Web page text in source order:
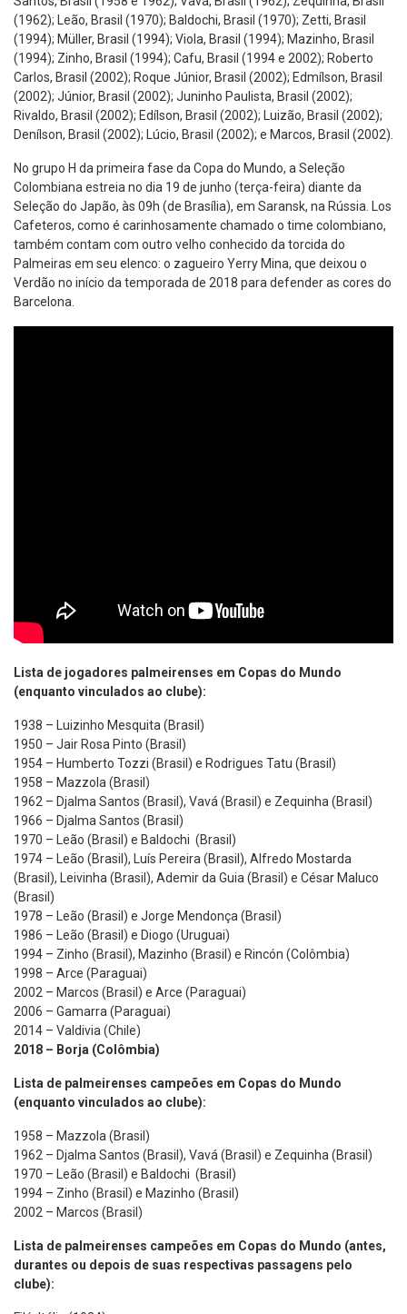
(1962); Leão, Brasil (1970); Baldochi, Brasil (1970); Zetti, Brasil
(1994); Müller, Brasil (1994); Viola, Brasil (1994); Mazinho, Brasil
(1994); Zinho, Brasil (1994); Cafu, Brasil (1994 e 2002); Roberto
Carlos, Brasil (2002); Roque Júnior, Brasil (2002); Edmílson, Brasil
(2002); Júnior, Brasil (2002); Juninho Paulista, Brasil (2002);
Rivaldo, Brasil (2002); Edílson, Brasil (2002); Luizão, Brasil (2002);
Denílson, Brasil (2002); Lúcio, Brasil (2002); e Marcos, Brasil (2002).
No grupo H da primeira fase da Copa do Mundo, a Seleção
Colombiana estreia no dia 19 de junho (terça-feira) diante da
Seleção do Japão, às 09h (de Brasília), em Saransk, na Rússia. Los
Cafeteros, como é carinhosamente chamado o time colombiano,
também contam com outro velho conhecido da torcida do
Palmeiras em seu elenco: o zagueiro Yerry Mina, que deixou o
Verdão no início da temporada de 2018 para defender as cores do
Barcelona.
Lista de jogadores palmeirenses em Copas do Mundo
(enquanto vinculados ao clube):
1938 – Luizinho Mesquita (Brasil)
1950 – Jair Rosa Pinto (Brasil)
1954 – Humberto Tozzi (Brasil) e Rodrigues Tatu (Brasil)
1958 – Mazzola (Brasil)
1962 – Djalma Santos (Brasil), Vavá (Brasil) e Zequinha (Brasil)
1966 – Djalma Santos (Brasil)
1970 – Leão (Brasil) e Baldochi (Brasil)
1974 – Leão (Brasil), Luís Pereira (Brasil), Alfredo Mostarda
(Brasil), Leivinha (Brasil), Ademir da Guia (Brasil) e César Maluco
(Brasil)
1978 – Leão (Brasil) e Jorge Mendonça (Brasil)
1986 – Leão (Brasil) e Diogo (Uruguai)
1994 – Zinho (Brasil), Mazinho (Brasil) e Rincón (Colômbia)
1998 – Arce (Paraguai)
2002 – Marcos (Brasil) e Arce (Paraguai)
2006 – Gamarra (Paraguai)
2014 – Valdivia (Chile)
2018 – Borja (Colômbia)­
Lista de palmeirenses campeões em Copas do Mundo
(enquanto vinculados ao clube):
1958 – Mazzola (Brasil)
1962 – Djalma Santos (Brasil), Vavá (Brasil) e Zequinha (Brasil)
1970 – Leão (Brasil) e Baldochi (Brasil)
1994 – Zinho (Brasil) e Mazinho (Brasil)
2002 – Marcos (Brasil)
Lista de palmeirenses campeões em Copas do Mundo (antes,
durantes ou depois de suas respectivas passagens pelo
clube):